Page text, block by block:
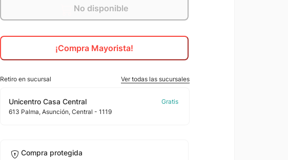
No disponible
¡Compra Mayorista!
Retiro en sucursal Ver todas las sucursales
Unicentro Casa Central
613 Palma, Asunción, Central - 1119
Compra protegida